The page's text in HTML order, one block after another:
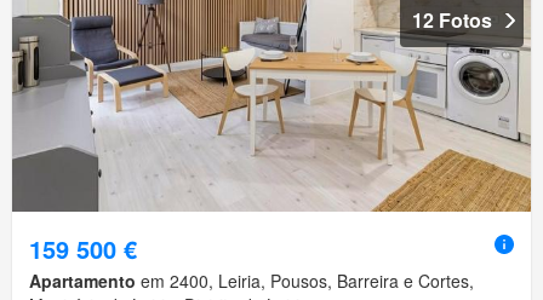
12 Fotos
159 500 €
Apartamento em 2400, Leiria, Pousos, Barreira e Cortes,